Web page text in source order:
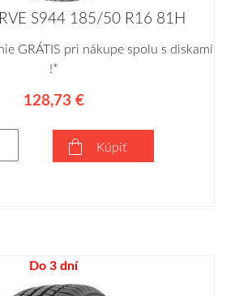
S944 185/50 R16 81H
GRÁTIS pri nákupe spolu s diskami
!*
128,73 €
Kúpiť
Do 3 dní